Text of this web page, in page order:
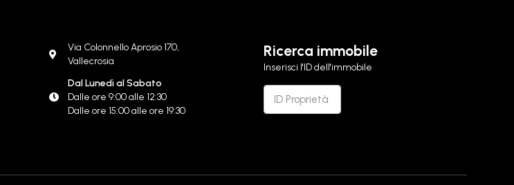
Via Colonnello Aprosio 170,
Vallecrosia
Dal Lunedì al Sabato
Dalle ore 9:00 alle 12:30
Dalle ore 15:00 alle ore 19:30
Ricerca immobile
Inserisci l'ID dell'immobile